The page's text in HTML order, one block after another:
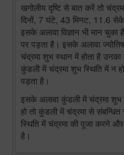
खगोलीय दृष्टि से बात करें तो
दिनों, 7 घंटे, 43 मिनट, 11.6
इसके अलावा विज्ञान भी मान चुका
पर पड़ता है। इसके अलावा
चंद्रमा शुभ स्थान में होता है
कुंडली में चंद्रमा शुभ स्थिति में न
पड़ता है।
इसके अलावा कुंडली में चंद्रमा शुभ
हो तो कुंडली में चंद्रमा से संबन्धित
स्थिति में चंद्रमा की पूजा करने और
है।